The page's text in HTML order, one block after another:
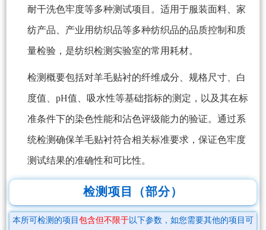
耐干洗色牢度等多种测试项目。适用于服装面料、家
纺产品、产业用纺织品等多种纺织品的品质控制和质
量检验，是纺织检测实验室的常用耗材。
检测概要包括对羊毛贴衬的纤维成分、规格尺寸、白
度值、pH值、吸水性等基础指标的测定，以及其在标
准条件下的染色性能和沾色评级能力的验证。通过系
统检测确保羊毛贴衬符合相关标准要求，保证色牢度
测试结果的准确性和可比性。
检测项目（部分）
本所可检测的项目 包含但不限于以下参数，如您需要其他的项目可